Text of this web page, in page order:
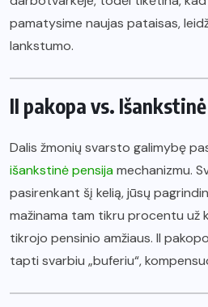
pamatysime naujas pataisas,
lankstumo.
II pakopa vs.
Dalis žmonių svarsto galimybę
išankstinė pensijamechanizmu.
pasirenkant šį kelią, jūsų
mažinama tam tikru procentu už
tikrojo pensinio amžiaus. II
tapti svarbiu „buferiu“,